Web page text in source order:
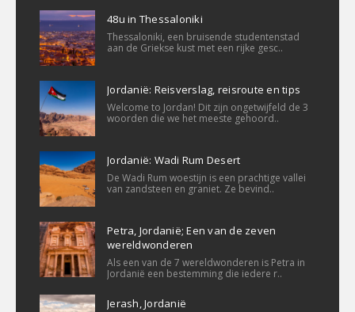
48u in Thessaloniki
Thessaloniki, een bruisende studentenstad
aan de Griekse kust met een rijke gesc..
Jordanië: Reisverslag, reisroute en tips
Welcome to Jordan! Dit zijn ongetwijfeld de 3
woorden die we het meeste gehoord..
Jordanië: Wadi Rum Desert
De Wadi Rum woestijn is een prachtige vallei
van zandsteen en graniet. Ze bevind..
Petra, Jordanië; Een van de zeven
wereldwonderen
Als een van de 7 wereldwonderen is Petra in
Jordanië een bestemming die iedere r..
Jerash, Jordanië